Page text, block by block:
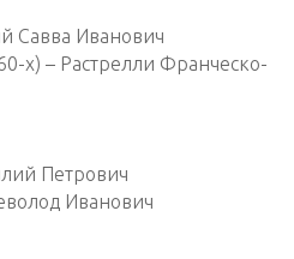
Савва Иванович
х) – Растрелли Франческо-
Петрович
Иванович